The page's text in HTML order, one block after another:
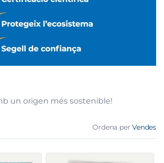
un origen més sostenible!
Ordena per Vendes